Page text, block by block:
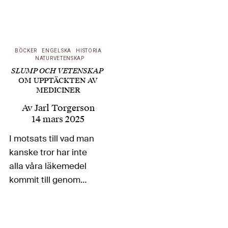
BÖCKER ENGELSKA
HISTORIA
NATURVETENSKAP
SLUMP OCH VETENSKAP
OM UPPTÄCKTEN AV
MEDICINER
AvJarl Torgerson
14 mars 2025
I motsats till vad man
kanske tror har inte
alla våra läkemedel
kommit till genom